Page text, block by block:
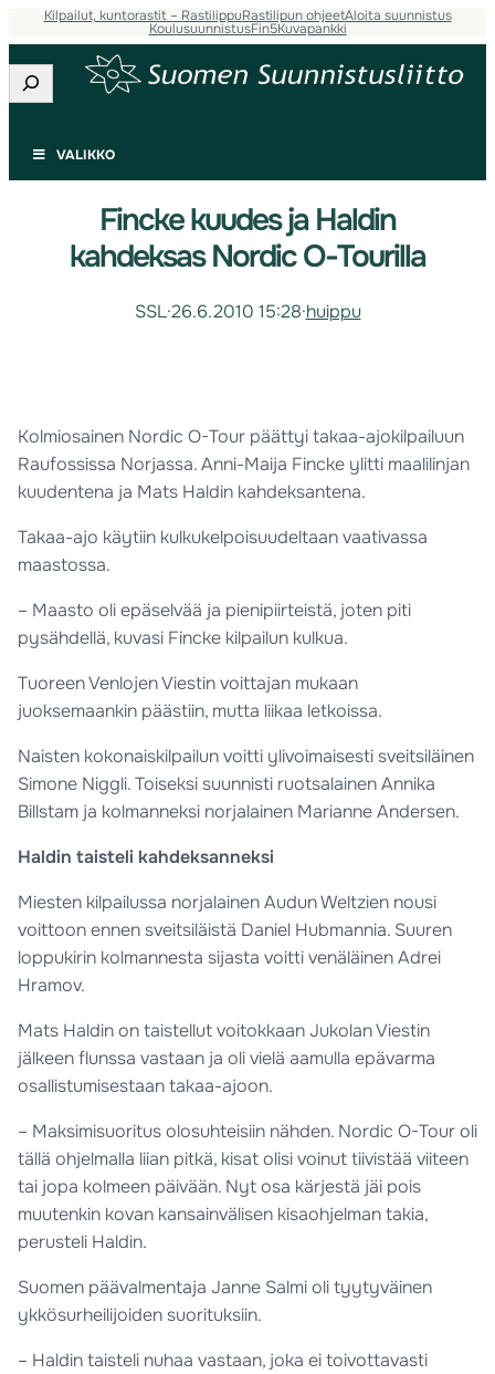
Kilpailut, kuntorastit – RastilippuRastilipun ohjeetAloita suunnistus
KoulusuunnistusFin5Kuvapankki
Etsi
VALIKKO
Fincke kuudes ja Haldin
kahdeksas Nordic O-Tourilla
SSL·26.6.2010 15:28·huippu
Kolmiosainen Nordic O-Tour päättyi takaa-ajokilpailuun
Raufossissa Norjassa. Anni-Maija Fincke ylitti maalilinjan
kuudentena ja Mats Haldin kahdeksantena.
Takaa-ajo käytiin kulkukelpoisuudeltaan vaativassa
maastossa.
– Maasto oli epäselvää ja pienipiirteistä, joten piti
pysähdellä, kuvasi Fincke kilpailun kulkua.
Tuoreen Venlojen Viestin voittajan mukaan
juoksemaankin päästiin, mutta liikaa letkoissa.
Naisten kokonaiskilpailun voitti ylivoimaisesti sveitsiläinen
Simone Niggli. Toiseksi suunnisti ruotsalainen Annika
Billstam ja kolmanneksi norjalainen Marianne Andersen.
Haldin taisteli kahdeksanneksi
Miesten kilpailussa norjalainen Audun Weltzien nousi
voittoon ennen sveitsiläistä Daniel Hubmannia. Suuren
loppukirin kolmannesta sijasta voitti venäläinen Adrei
Hramov.
Mats Haldin on taistellut voitokkaan Jukolan Viestin
jälkeen flunssa vastaan ja oli vielä aamulla epävarma
osallistumisestaan takaa-ajoon.
– Maksimisuoritus olosuhteisiin nähden. Nordic O-Tour oli
tällä ohjelmalla liian pitkä, kisat olisi voinut tiivistää viiteen
tai jopa kolmeen päivään. Nyt osa kärjestä jäi pois
muutenkin kovan kansainvälisen kisaohjelman takia,
perusteli Haldin.
Suomen päävalmentaja Janne Salmi oli tyytyväinen
ykkösurheilijoiden suorituksiin.
– Haldin taisteli nuhaa vastaan, joka ei toivottavasti